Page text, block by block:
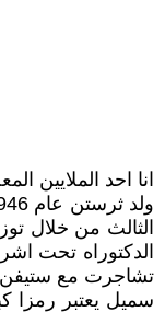
انا احد الملايين
الثالث من خلال
الدكتوراه تحت